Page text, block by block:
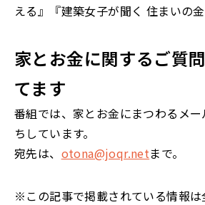
える』『建築女子が聞く 住まいの
家とお金に関するご質
てます
番組では、家とお金にまつわるメ
ちしています。
宛先は、 otona@joqr.netまで。
※この記事で掲載されている情報は